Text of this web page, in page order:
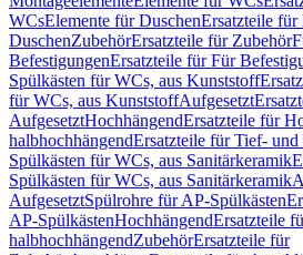
WCsElemente für DuschenErsatzteile für
DuschenZubehörErsatzteile für Zubehör
BefestigungenErsatzteile für Für
Spülkästen für WCs, aus Kunststoff
für WCs, aus KunststoffAufgesetzt
AufgesetztHochhängendErsatzteile für
halbhochhängendErsatzteile für Tief- und
Spülkästen für WCs, aus Sanitärkeramik
Spülkästen für WCs, aus Sanitärkeramik
AufgesetztSpülrohre für AP-Spülkästen
AP-SpülkästenHochhängendErsatzteile
halbhochhängendZubehörErsatzteile für